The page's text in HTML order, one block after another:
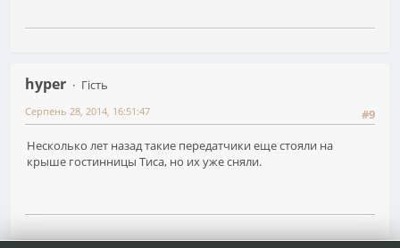
hyper
Гість
#9
Серпень 28, 2014, 16:51:47
Несколько лет назад такие передатчики еще стояли на
крыше гостинницы Тиса, но их уже сняли.